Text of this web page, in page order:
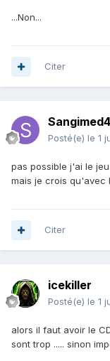
...Non...
Citer
Posté(e) le 1
pas possible j'ai le
mais je crois qu'avec
Citer
icekiller
Posté(e) le 1
alors il faut avoir le
sont trop ..... sinon